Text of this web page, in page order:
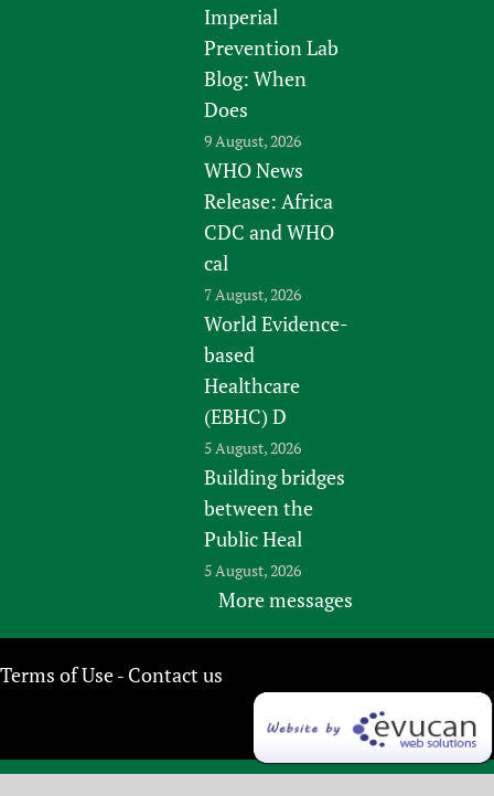
Imperial
Prevention Lab
Blog: When
Does
9 August, 2026
WHO News
Release: Africa
CDC and WHO
cal
7 August, 2026
World Evidence-
based
Healthcare
(EBHC) D
5 August, 2026
Building bridges
between the
Public Heal
5 August, 2026
More messages
Terms of Use- Contact us